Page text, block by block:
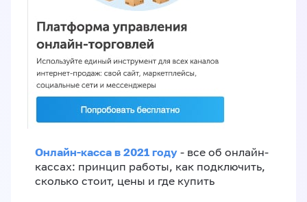
Онлайн-касса в 2021 году - все об онлайн-
кассах: принцип работы, как подключить,
сколько стоит, цены и где купить